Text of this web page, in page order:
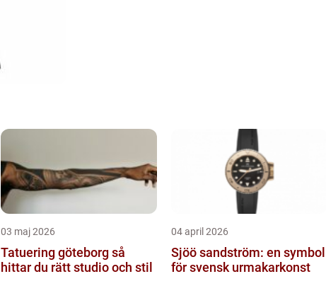
03 maj 2026
Tatuering göteborg så
hittar du rätt studio och stil
04 april 2026
Sjöö sandström: en symbol
för svensk urmakarkonst